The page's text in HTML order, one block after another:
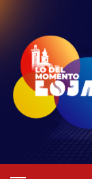
contenido